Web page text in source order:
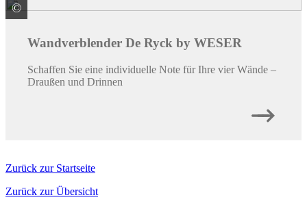
© WESER Bauelemente-Werk GmbH WESERWABEN
Wandverblender De Ryck by WESER
Schaffen Sie eine individuelle Note für Ihre vier Wände –
Draußen und Drinnen
Zurück zur Startseite
Zurück zur Übersicht